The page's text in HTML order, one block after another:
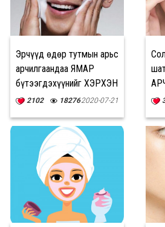
Эрчүүд өдөр тутмын арьс
арчилгаандаа ЯМАР
бүтээгдэхүүнийг ХЭРХЭН
хэрэглэх вэ?
2102 182762020-07-21